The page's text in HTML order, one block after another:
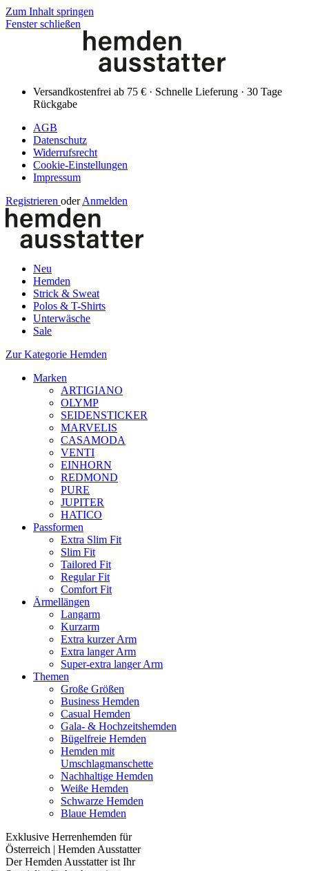
Zum Inhalt springen
Fenster schließen
Versandkostenfrei ab 75 € · Schnelle Lieferung · 30 Tage
Rückgabe
AGB
Datenschutz
Widerrufsrecht
Cookie-Einstellungen
Impressum
Registrieren oder Anmelden
Neu
Hemden
Strick & Sweat
Polos & T-Shirts
Unterwäsche
Sale
Zur Kategorie Hemden
Marken
ARTIGIANO
OLYMP
SEIDENSTICKER
MARVELIS
CASAMODA
VENTI
EINHORN
REDMOND
PURE
JUPITER
HATICO
Passformen
Extra Slim Fit
Slim Fit
Tailored Fit
Regular Fit
Comfort Fit
Ärmellängen
Langarm
Kurzarm
Extra kurzer Arm
Extra langer Arm
Super-extra langer Arm
Themen
Große Größen
Business Hemden
Casual Hemden
Gala- & Hochzeitshemden
Bügelfreie Hemden
Hemden mit
Umschlagmanschette
Nachhaltige Hemden
Weiße Hemden
Schwarze Hemden
Blaue Hemden
Exklusive Herrenhemden für
Österreich | Hemden Ausstatter
Der Hemden Ausstatter ist Ihr